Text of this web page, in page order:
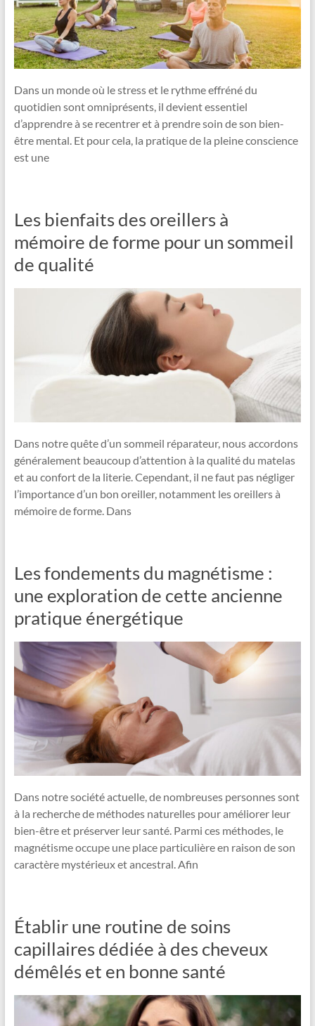
Dans un monde où le stress et le rythme effréné du
quotidien sont omniprésents, il devient essentiel
d’apprendre à se recentrer et à prendre soin de son bien-
être mental. Et pour cela, la pratique de la pleine conscience
est une
Les bienfaits des oreillers à
mémoire de forme pour un sommeil
de qualité
Dans notre quête d’un sommeil réparateur, nous accordons
généralement beaucoup d’attention à la qualité du matelas
et au confort de la literie. Cependant, il ne faut pas négliger
l’importance d’un bon oreiller, notamment les oreillers à
mémoire de forme. Dans
Les fondements du magnétisme :
une exploration de cette ancienne
pratique énergétique
Dans notre société actuelle, de nombreuses personnes sont
à la recherche de méthodes naturelles pour améliorer leur
bien-être et préserver leur santé. Parmi ces méthodes, le
magnétisme occupe une place particulière en raison de son
caractère mystérieux et ancestral. Afin
Établir une routine de soins
capillaires dédiée à des cheveux
démêlés et en bonne santé